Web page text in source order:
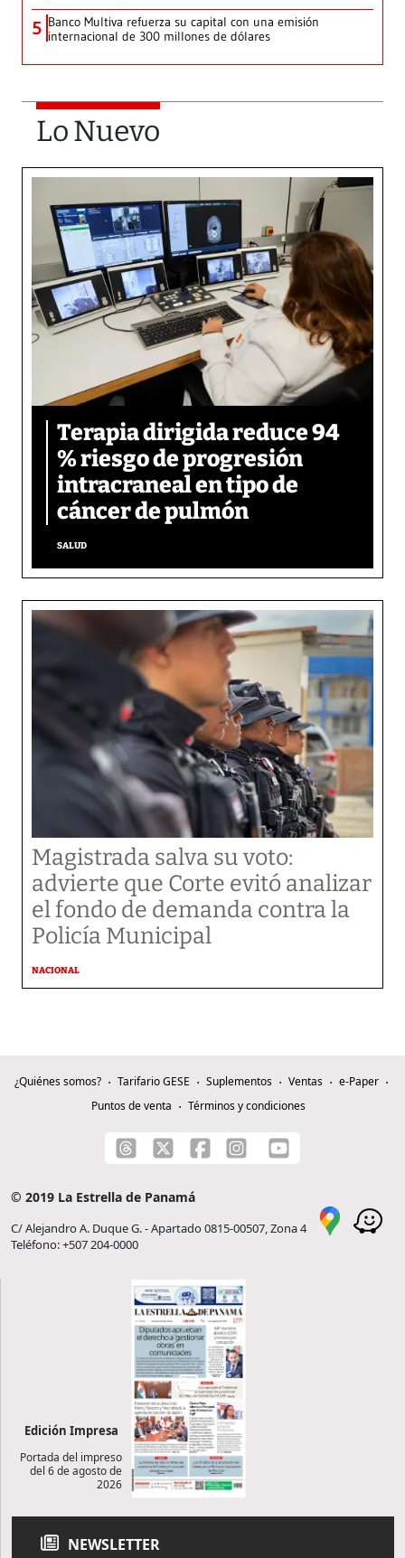
5 Banco Multiva refuerza su capital con una emisión
internacional de 300 millones de dólares
Lo Nuevo
Terapia dirigida reduce 94
% riesgo de progresión
intracraneal en tipo de
cáncer de pulmón
SALUD
Magistrada salva su voto:
advierte que Corte evitó analizar
el fondo de demanda contra la
Policía Municipal
NACIONAL
¿Quiénes somos? Tarifario GESE Suplementos Ventas
e-Paper
Puntos de venta
Términos y condiciones
© 2019 La Estrella de Panamá
C/ Alejandro A. Duque G. - Apartado 0815-00507, Zona 4
Teléfono: +507 204-0000
Edición Impresa
Portada del impreso
del 6 de agosto de
2026
NEWSLETTER